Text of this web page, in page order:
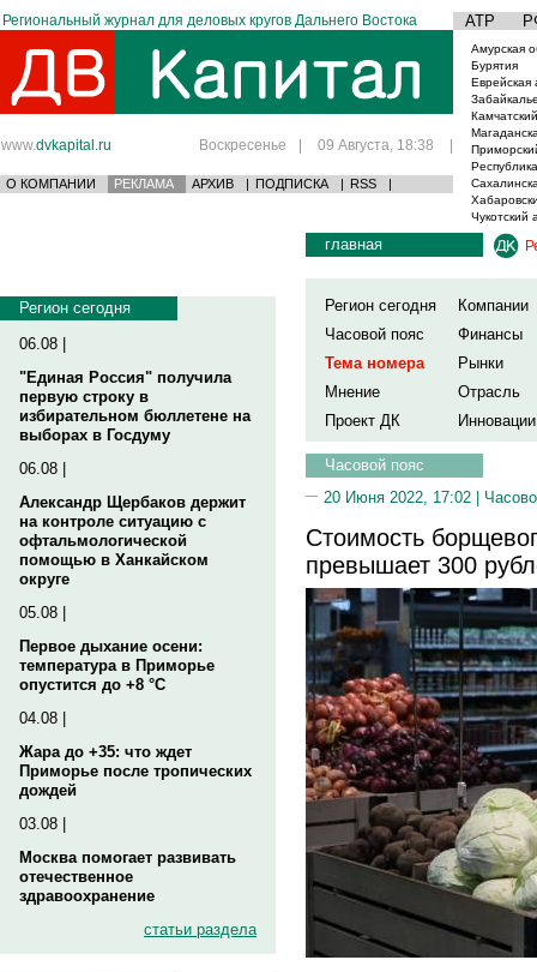
Региональный журнал для деловых кругов Дальнего Востока АТР
www.dvkapital.ru Воскресенье | 09 Августа, 18:38 |
О КОМПАНИИ РЕКЛАМА АРХИВ | ПОДПИСКА | RSS |
Амурская
Бурятия
Еврейская
Чукотский
Регион сегодня
06.08 |
"Единая Россия" получила
первую строку в
избирательном бюллетене на
выборах в Госдуму
06.08 |
Александр Щербаков держит
на контроле ситуацию с
офтальмологической
помощью в Ханкайском
округе
05.08 |
Первое дыхание осени:
температура в Приморье
опустится до +8 °C
04.08 |
Жара до +35: что ждет
Приморье после тропических
дождей
03.08 |
Москва помогает развивать
отечественное
здравоохранение
статьи раздела
главная
Регион сегодня
Компании
Часовой пояс
Финансы
Тема номера
Рынки
Мнение
Отрасль
Проект ДК
Инновации
Часовой пояс
20 Июня 2022, 17:02 |
Стоимость
превышает 300